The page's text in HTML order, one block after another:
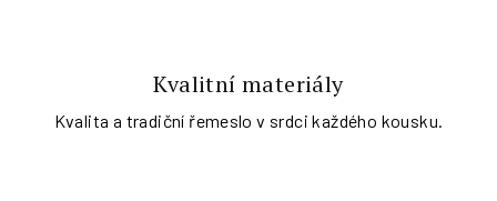
Kvalitní materiály
Kvalita a tradiční řemeslo v srdci každého kousku.